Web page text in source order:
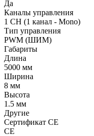
Да
Каналы управления
1 CH (1 канал - Mono)
Тип управления
PWM (ШИМ)
Габариты
Длина
5000 мм
Ширина
8 мм
Высота
1.5 мм
Другие
Сертификат CE
CE